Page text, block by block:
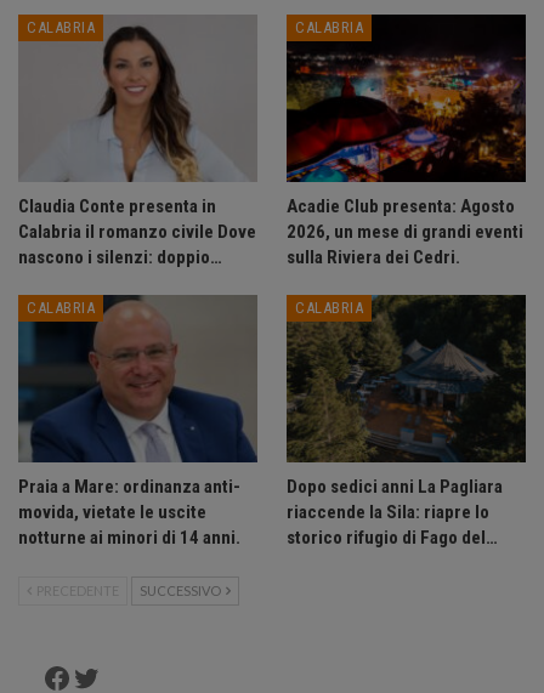
CALABRIA
Claudia Conte presenta in
Calabria il romanzo civile Dove
nascono i silenzi: doppio…
CALABRIA
Acadie Club presenta: Agosto
2026, un mese di grandi eventi
sulla Riviera dei Cedri.
CALABRIA
Praia a Mare: ordinanza anti-
movida, vietate le uscite
notturne ai minori di 14 anni.
CALABRIA
Dopo sedici anni La Pagliara
riaccende la Sila: riapre lo
storico rifugio di Fago del…
PRECEDENTE SUCCESSIVO
Facebook
Twitter